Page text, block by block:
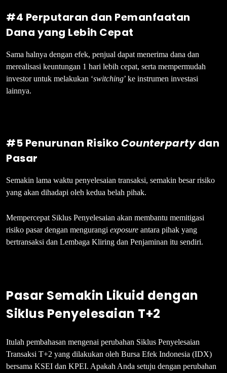
#4 Perputaran dan Pemanfaatan
Dana yang Lebih Cepat
Sama halnya dengan efek, penjual dapat menerima dana dan
merealisasi keuntungan 1 hari lebih cepat, serta mempermudah
investor untuk melakukan ‘switching’ ke instrumen investasi
lainnya.
#5 Penurunan RisikoCounterpartydan
Pasar
Semakin lama waktu penyelesaian transaksi, semakin besar risiko
yang akan dihadapi oleh kedua belah pihak.
Mempercepat Siklus Penyelesaian akan membantu memitigasi
risiko pasar dengan mengurangi exposure antara pihak yang
bertransaksi dan Lembaga Kliring dan Penjaminan itu sendiri.
Pasar Semakin Likuid dengan
Siklus Penyelesaian T+2
Itulah pembahasan mengenai perubahan Siklus Penyelesaian
Transaksi T+2 yang dilakukan oleh Bursa Efek Indonesia (IDX)
bersama KSEI dan KPEI. Apakah Anda setuju dengan perubahan